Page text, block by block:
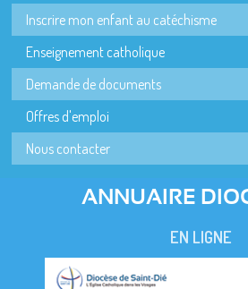
Inscrire mon enfant au catéchisme
Enseignement catholique
Demande de documents
Offres d'emploi
Nous contacter
ANNUAIRE
EN LIGNE